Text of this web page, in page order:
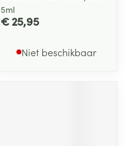
5ml
€ 25,95
Niet beschikbaar